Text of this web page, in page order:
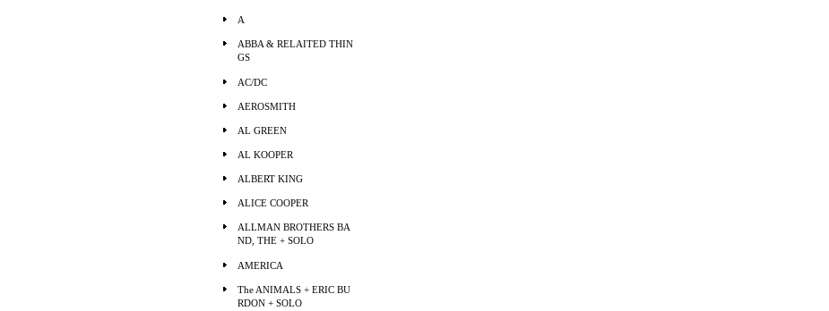
A
ABBA & RELAITED THIN
GS
AC/DC
AEROSMITH
AL GREEN
AL KOOPER
ALBERT KING
ALICE COOPER
ALLMAN BROTHERS BA
ND, THE + SOLO
AMERICA
The ANIMALS + ERIC BU
RDON + SOLO